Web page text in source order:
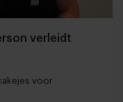
verleidt
voor